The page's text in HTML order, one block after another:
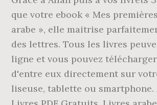
que votre ebook « Mes
arabe », elle maitrise
des lettres. Tous les livres
ligne et vous pouvez
d'entre eux directement sur
liseuse, tablette ou